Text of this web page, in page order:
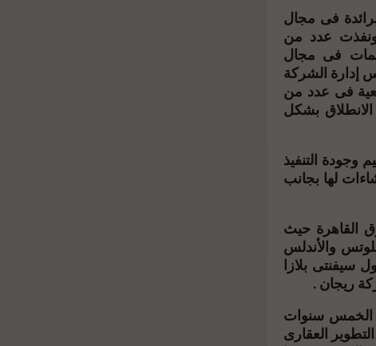
فى مجال
والبناء فى جنوب القاهرة حيث تأسست الشركة عام ٢٠١٤ ونفذت عدد من
فى مجال
إدارة الشركة
فى عدد من
بشكل
وجودة التنفيذ
لها بجانب
القاهرة حيث
اللوتس والأندلس
سيفنتى بلازا
ريجان .
الخمس سنوات
العقارى